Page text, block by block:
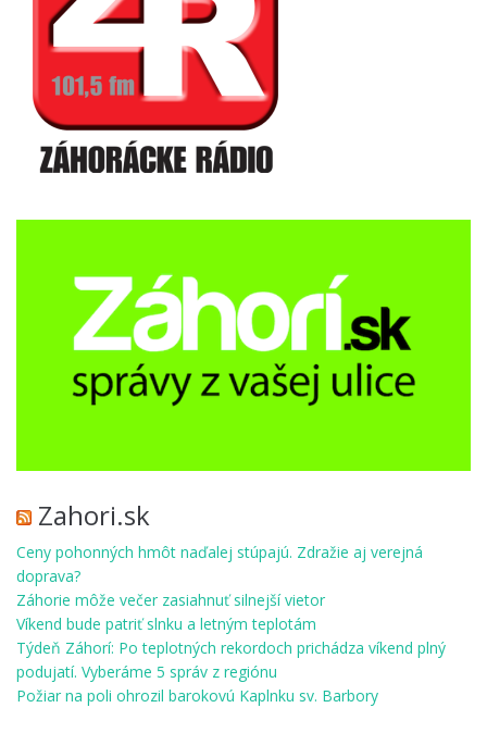
Zahori.sk
Ceny pohonných hmôt naďalej stúpajú. Zdražie aj verejná
doprava?
Záhorie môže večer zasiahnuť silnejší vietor
Víkend bude patriť slnku a letným teplotám
Týdeň Záhorí: Po teplotných rekordoch prichádza víkend plný
podujatí. Vyberáme 5 správ z regiónu
Požiar na poli ohrozil barokovú Kaplnku sv. Barbory